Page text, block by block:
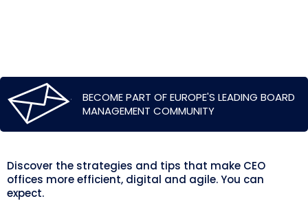
BECOME PART OF EUROPE'S LEADING BOARD
MANAGEMENT COMMUNITY
Discover the strategies and tips that make CEO
offices more efficient, digital and agile. You can
expect.